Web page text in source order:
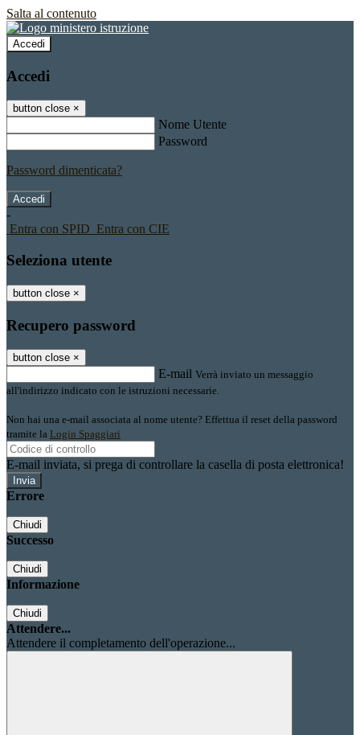
Salta al contenuto
Accedi
Accedi
button close ×
Nome Utente
Password
Password dimenticata?
-
Entra con SPID Entra con CIE
Seleziona utente
button close ×
Recupero password
button close ×
E-mail Verrà inviato un messaggio
all'indirizzo indicato con le istruzioni necessarie.
Non hai una e-mail associata al nome utente? Effettua il reset della password
tramite la Login Spaggiari
E-mail inviata, si prega di controllare la casella di posta elettronica!
Errore
Chiudi
Successo
Chiudi
Informazione
Chiudi
Attendere...
Attendere il completamento dell'operazione...